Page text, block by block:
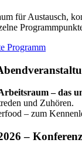
für Austausch,
Programm
– das
und Zuhören.
– zum
–